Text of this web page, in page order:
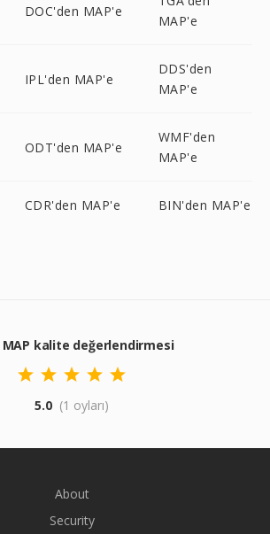
DOC'den MAP'e
MAP'e
IPL'den MAP'e
DDS'den
MAP'e
ODT'den MAP'e
WMF'den
MAP'e
CDR'den MAP'e BIN'den MAP'e
MAP kalite değerlendirmesi
5.0 (1 oyları)
About
Security